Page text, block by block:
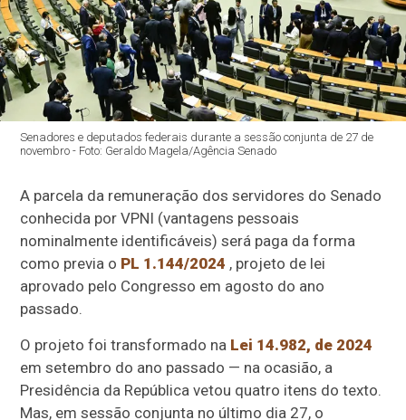
Senadores e deputados federais durante a sessão conjunta de 27 de
novembro - Foto: Geraldo Magela/Agência Senado
A parcela da remuneração dos servidores do Senado
conhecida por VPNI (vantagens pessoais
nominalmente identificáveis) será paga da forma
como previa o PL 1.144/2024 , projeto de lei
aprovado pelo Congresso em agosto do ano
passado.
O projeto foi transformado na Lei 14.982, de 2024
em setembro do ano passado — na ocasião, a
Presidência da República vetou quatro itens do texto.
Mas, em sessão conjunta no último dia 27, o